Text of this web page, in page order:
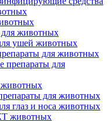
для животных
ушей животных
для животных
препараты для
животных
для животных
глаз и носа животных
животных